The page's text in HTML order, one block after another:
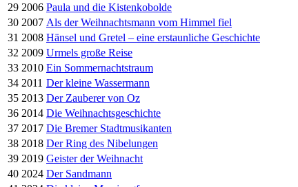
29 2006 Paula und die Kistenkobolde
30 2007 Als der Weihnachtsmann vom Himmel fiel
31 2008 Hänsel und Gretel – eine erstaunliche Geschichte
32 2009 Urmels große Reise
33 2010 Ein Sommernachtstraum
34 2011 Der kleine Wassermann
35 2013 Der Zauberer von Oz
36 2014 Die Weihnachtsgeschichte
37 2017 Die Bremer Stadtmusikanten
38 2018 Der Ring des Nibelungen
39 2019 Geister der Weihnacht
40 2024 Der Sandmann